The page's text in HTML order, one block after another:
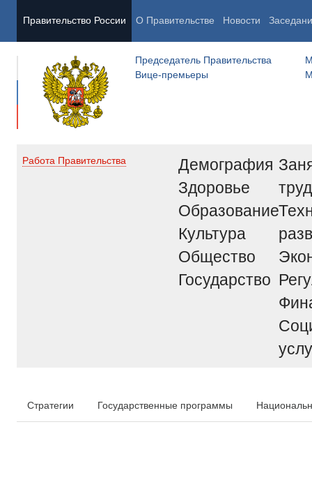
Правительство России О Правительстве Новости
Председатель Правительства
Вице-премьеры
Работа Правительства
Демография
Здоровье
Образование
Культура
Общество
Государство
труд
Стратегии Государственные программы